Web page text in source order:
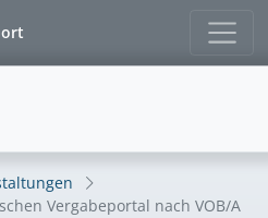
Vergabeportal nach VOB/A